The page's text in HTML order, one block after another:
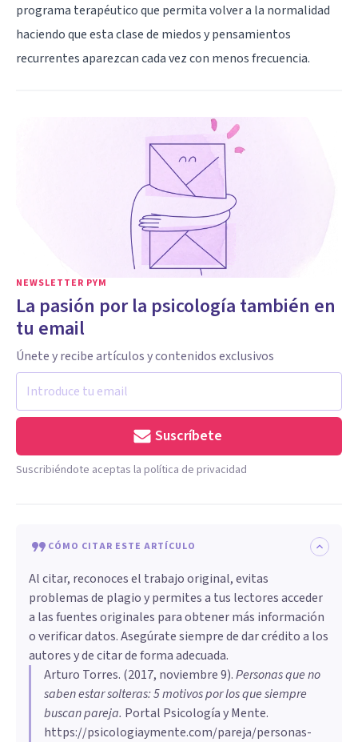
programa terapéutico que permita volver a la normalidad
haciendo que esta clase de miedos y pensamientos
recurrentes aparezcan cada vez con menos frecuencia.
NEWSLETTER PYM
La pasión por la psicología también en
tu email
Únete y recibe artículos y contenidos exclusivos
Suscríbete
Suscribiéndote aceptas la política de privacidad
CÓMO CITAR ESTE ARTÍCULO
Al citar, reconoces el trabajo original, evitas
problemas de plagio y permites a tus lectores acceder
a las fuentes originales para obtener más información
o verificar datos. Asegúrate siempre de dar crédito a los
autores y de citar de forma adecuada.
Arturo Torres. (2017, noviembre 9).Personas que no
saben estar solteras: 5 motivos por los que siempre
buscan pareja. Portal Psicología y Mente.
https://psicologiaymente.com/pareja/personas-